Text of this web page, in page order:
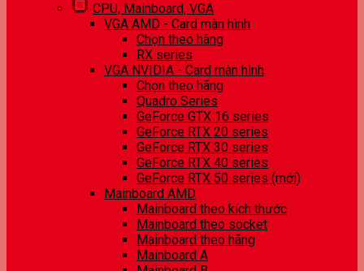
CPU, Mainboard, VGA
VGA AMD - Card màn hình
Chọn theo hãng
RX series
VGA NVIDIA - Card màn hình
Chọn theo hãng
Quadro Series
GeForce GTX 16 series
GeForce RTX 20 series
GeForce RTX 30 series
GeForce RTX 40 series
GeForce RTX 50 series (mới)
Mainboard AMD
Mainboard theo kích thước
Mainboard theo socket
Mainboard theo hãng
Mainboard A